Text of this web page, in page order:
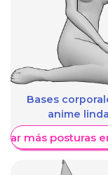
Bases
anime
más posturas